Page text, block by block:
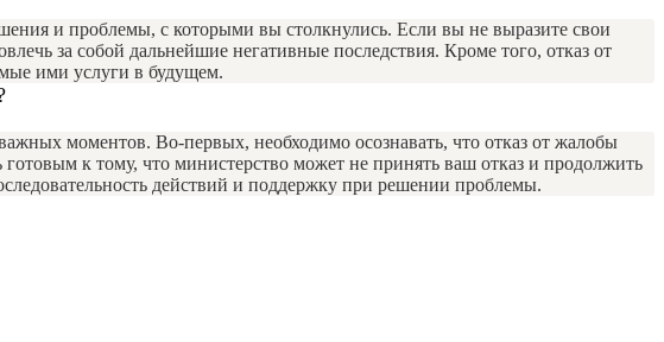
и проблемы, с которыми вы столкнулись. Если вы не выразите свои
за собой дальнейшие негативные последствия. Кроме того, отказ от
ими услуги в будущем.
моментов. Во-первых, необходимо осознавать, что отказ от жалобы
к тому, что министерство может не принять ваш отказ и продолжить
действий и поддержку при решении проблемы.